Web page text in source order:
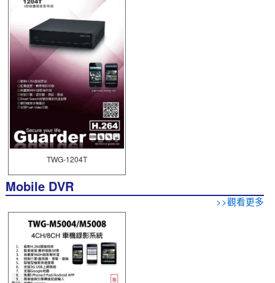
TWG-1204T
Mobile DVR
>>觀看更多